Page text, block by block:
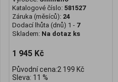
Katalogové číslo: 581527
Záruka (měsíců): 24
Dodací lhůta (dnů) 1 - 7
Skladem: Na dotaz ks
1 945 Kč
Původní cena:2 199 Kč
Sleva: 11 %